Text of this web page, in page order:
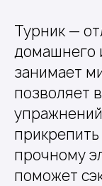
Турник —
домашнего
занимает
позволяет
прочному
поможет